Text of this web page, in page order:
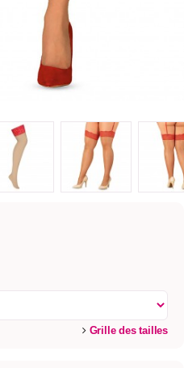
Grille des tailles